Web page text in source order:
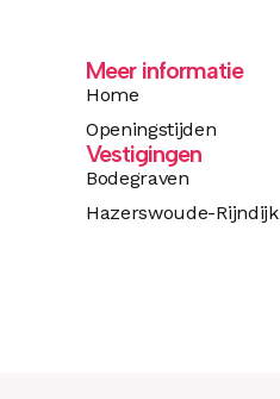
Meer informatie
Home
Openingstijden
Vestigingen
Bodegraven
Hazerswoude-Rijndijk